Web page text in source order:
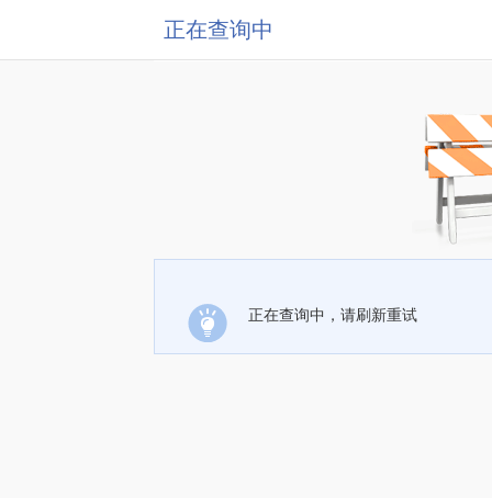
正在查询中
正在查询中，请刷新重试